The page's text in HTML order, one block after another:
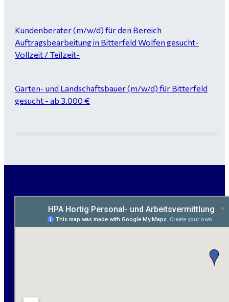
Kundenberater (m/w/d) für den Bereich
Auftragsbearbeitung in Bitterfeld Wolfen gesucht-
Vollzeit / Teilzeit-
Garten- und Landschaftsbauer (m/w/d) für Bitterfeld
gesucht - ab 3.000 €
handwerklicher Allrounder (m/w/d) für Bitterfeld-
Wolfen gesucht